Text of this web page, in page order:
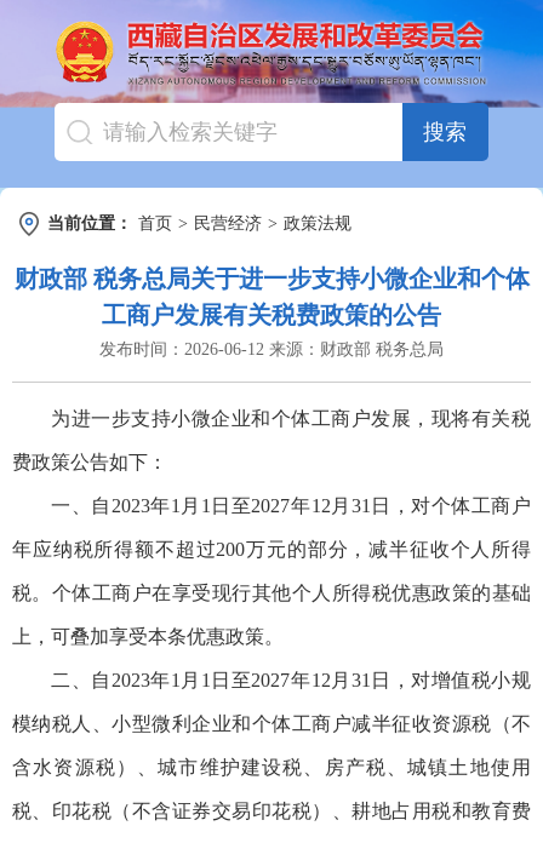
搜索
当前位置： 首页 > 民营经济 > 政策法规
财政部 税务总局关于进一步支持小微企业和个体
工商户发展有关税费政策的公告
发布时间： 2026-06-12 来源： 财政部 税务总局
为进一步支持小微企业和个体工商户发展，现将有关税
费政策公告如下：
一、自2023年1月1日至2027年12月31日，对个体工商户
年应纳税所得额不超过200万元的部分，减半征收个人所得
税。个体工商户在享受现行其他个人所得税优惠政策的基础
上，可叠加享受本条优惠政策。
二、自2023年1月1日至2027年12月31日，对增值税小规
模纳税人、小型微利企业和个体工商户减半征收资源税（不
含水资源税）、城市维护建设税、房产税、城镇土地使用
税、印花税（不含证券交易印花税）、耕地占用税和教育费